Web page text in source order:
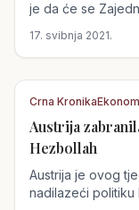
je da će se Zajedničko povjerenstvo JCPOA ovog
17. svibnja 2021.
Austrija
Crna Kronika
Austrija
Hezbollah
Austrija je ovog
nadilazeći politiku